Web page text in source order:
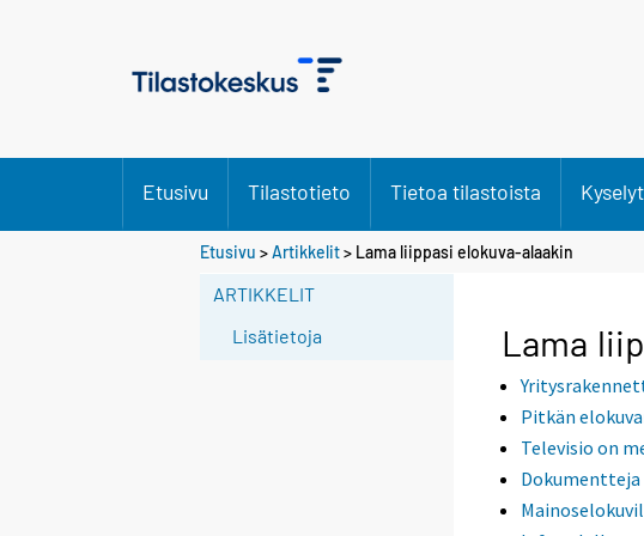
Etusivu Tilastotieto Tietoa tilastoista
Etusivu >Artikkelit> Lama liippasi elokuva-alaakin
ARTIKKELIT
Lisätietoja
Lama
Pitkän
Televisio on
S